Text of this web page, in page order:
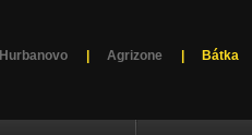
Hurbanovo Agrizone Bátka